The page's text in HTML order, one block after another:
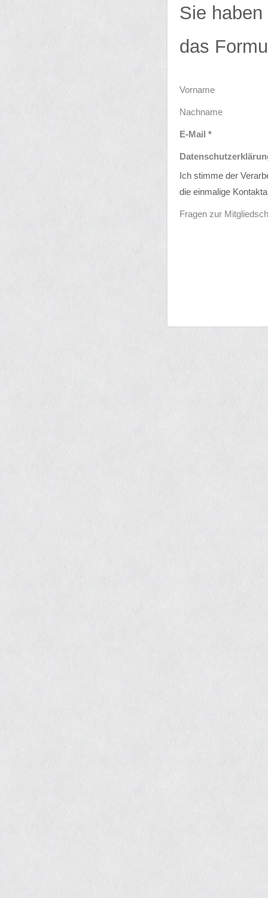
Sie
das
Vorname
Nachname
E-Mail *
Ich stimme der
die einmalige
Fragen zur